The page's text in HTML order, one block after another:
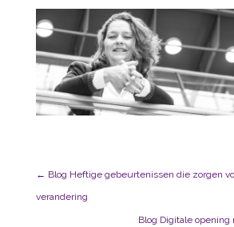
← Blog Heftige gebeurtenissen die zorgen
verandering
Blog Digitale